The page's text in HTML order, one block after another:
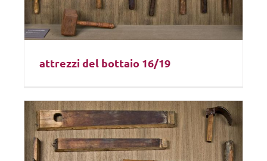
attrezzi del bottaio 16/19